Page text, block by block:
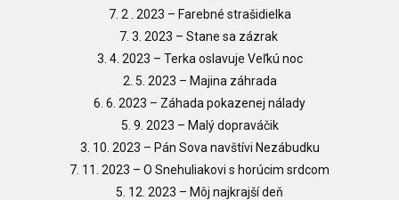
7. 2 . 2023 – Farebné strašidielka
7. 3. 2023 – Stane sa zázrak
3. 4. 2023 – Terka oslavuje Veľkú noc
2. 5. 2023 – Majina záhrada
6. 6. 2023 – Záhada pokazenej nálady
5. 9. 2023 – Malý dopraváčik
3. 10. 2023 – Pán Sova navštívi Nezábudku
7. 11. 2023 – O Snehuliakovi s horúcim srdcom
5. 12. 2023 – Môj najkrajší deň